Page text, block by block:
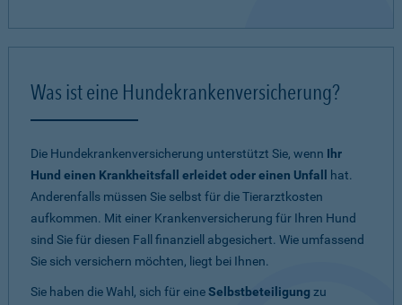
Was ist eine Hundekrankenversicherung?
Die Hundekrankenversicherung unterstützt Sie, wenn Ihr
Hund einen Krankheitsfall erleidet oder einen Unfall
hat.
Anderenfalls müssen Sie selbst für die Tierarztkosten
aufkommen. Mit einer Krankenversicherung für Ihren Hund
sind Sie für diesen Fall finanziell abgesichert. Wie umfassend
Sie sich versichern möchten, liegt bei Ihnen.
Sie haben die Wahl, sich für eineSelbstbeteiligung zu